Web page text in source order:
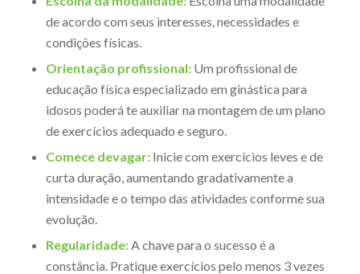
de acordo com seus interesses, necessidades e
condições físicas.
Orientação profissional:Um profissional de
educação física especializado em ginástica para
idosos poderá te auxiliar na montagem de um plano
de exercícios adequado e seguro.
Comece devagar:Inicie com exercícios leves e de
curta duração, aumentando gradativamente a
intensidade e o tempo das atividades conforme sua
evolução.
Regularidade:A chave para o sucesso é a
constância. Pratique exercícios pelo menos 3 vezes